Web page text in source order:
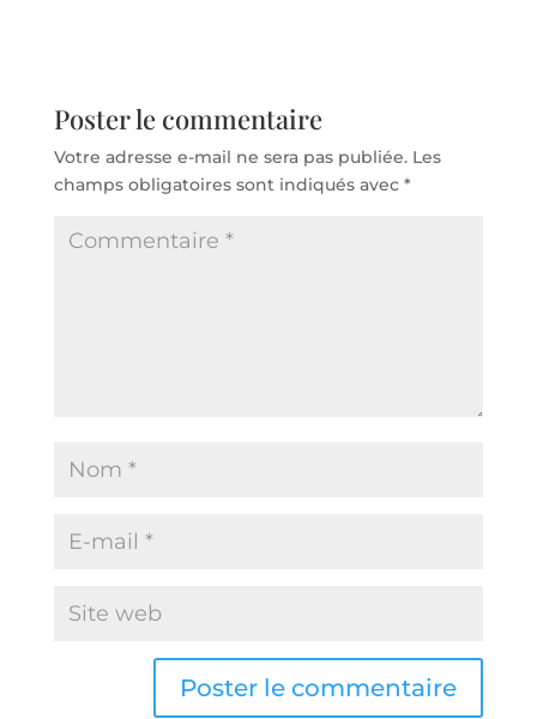
Poster le commentaire
Votre adresse e-mail ne sera pas publiée. Les
champs obligatoires sont indiqués avec *